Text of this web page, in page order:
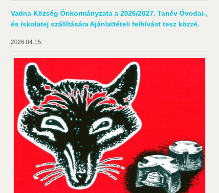
Vadna Község Önkormányzata a 2026/2027. Tanév Óvodai-,
és iskolatej szállítására Ajánlattételi felhívást tesz közzé.
2026.04.15.